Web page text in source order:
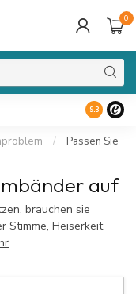
0
9.3
/
Passen Sie
auf
brauchen sie
Stimme, Heiserkeit